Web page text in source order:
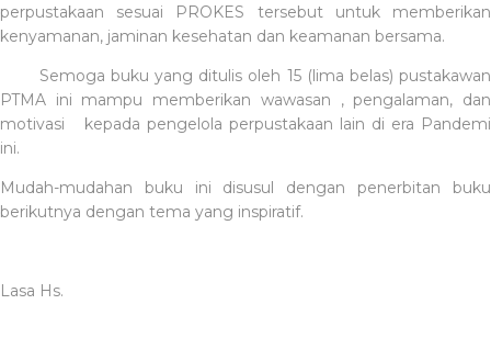
perpustakaan sesuai PROKES tersebut untuk memberikan
kenyamanan, jaminan kesehatan dan keamanan bersama.
Semoga buku yang ditulis oleh 15 (lima belas) pustakawan
PTMA ini mampu memberikan wawasan , pengalaman, dan
motivasi
kepada pengelola perpustakaan lain di era Pandemi
ini.
Mudah-mudahan buku ini disusul dengan penerbitan buku
berikutnya dengan tema yang inspiratif.
Lasa Hs.